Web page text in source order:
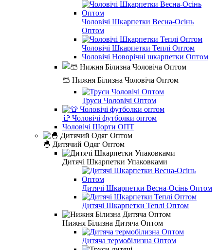
Чоловічі Шкарпетки Весна-Осінь
Оптом
Чоловічі Шкарпетки Теплі Оптом
Чоловічі Новорічні шкарпетки Оптом
🩳 Нижня Білизна Чоловіча Оптом
Труси Чоловічі Оптом
👕 Чоловічі футболки оптом
Чоловічі Шорти ОПТ
🐣 Дитячий Одяг Оптом
Дитячі Шкарпетки Упаковками
Дитячі Шкарпетки Весна-Осінь Оптом
Дитячі Шкарпетки Теплі Оптом
Нижня Білизна Дитяча Оптом
Дитяча термобілизна Оптом